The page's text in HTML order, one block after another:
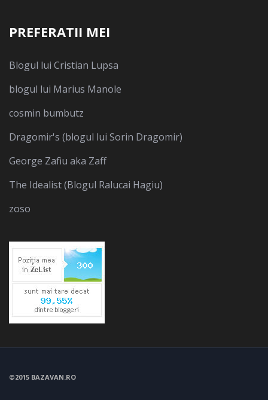
PREFERATII MEI
Blogul lui Cristian Lupsa
blogul lui Marius Manole
cosmin bumbutz
Dragomir's (blogul lui Sorin Dragomir)
George Zafiu aka Zaff
The Idealist (Blogul Ralucai Hagiu)
zoso
©2015 BAZAVAN.RO